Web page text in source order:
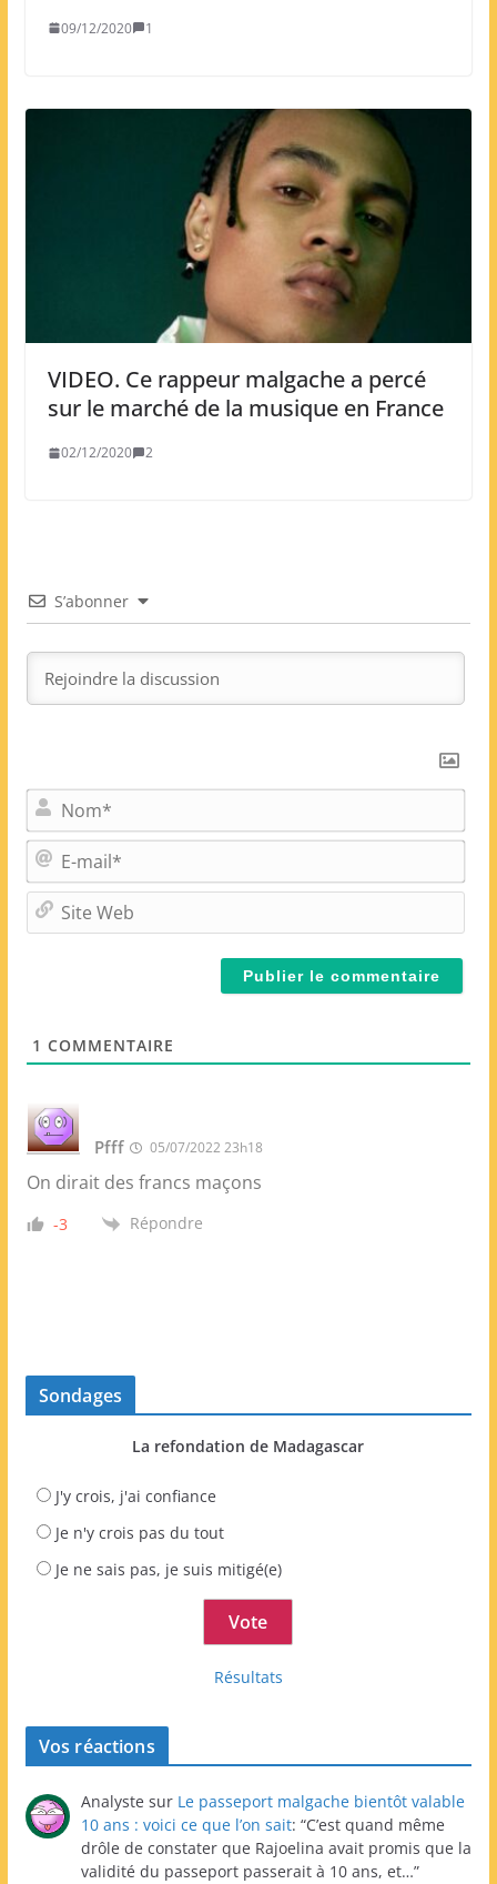
09/12/2020 1
VIDEO. Ce rappeur malgache a percé
sur le marché de la musique en France
02/12/2020 2
S’abonner
o
m
*-
m
i
1 COMMENTAIRE
Pfff 05/07/2022 23h18
On dirait des francs maçons
-3 Répondre
Sondages
La refondation de Madagascar
J'y crois, j'ai confiance
Je n'y crois pas du tout
Je ne sais pas, je suis mitigé(e)
Résultats
Vos réactions
Analyste sur Le passeport malgache bientôt valable
10 ans : voici ce que l’on sait: “C’est quand même
drôle de constater que Rajoelina avait promis que la
validité du passeport passerait à 10 ans, et…”